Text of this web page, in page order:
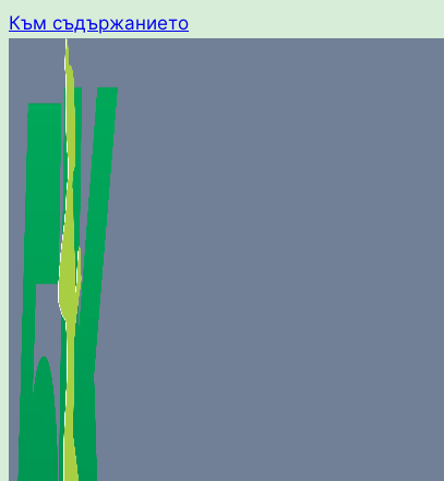
Към съдържанието